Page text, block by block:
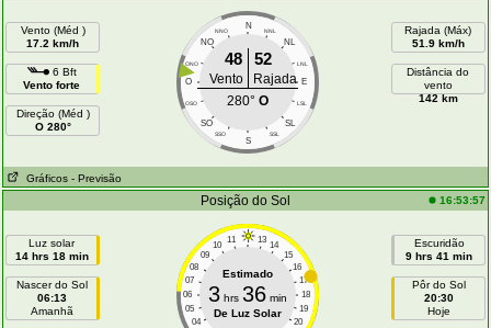
Vento (Méd )
17.2 km/h
6 Bft
Vento forte
Direção (Méd )
O 280°
N
NNO NNL
NO NL
ONO LNL
O E
OSO LSL
SO SL
SSO SSL
S
48 52
Vento
Rajada
280° O
Rajada (Máx)
51.9 km/h
Distância do
vento
142 km
Gráficos - Previsão
Posição do Sol 16:53:57
Luz solar
14 hrs 18 min
Nascer do Sol
06:13
Amanhã
11 13
10
14
09
15
08
16
07
17
06
18
05
19
04
20
Estimado
3hrs 36min
De Luz Solar
Escuridão
9 hrs 41 min
Pôr do Sol
20:30
Hoje